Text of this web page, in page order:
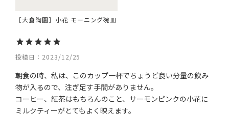
［大倉陶園］小花 モーニング碗皿
投稿日 2023/12/25
朝食の時、私は、このカップ一杯でちょうど良い分量の飲み
物が入るので、注ぎ足す手間がありません。
コーヒー、紅茶はもちろんのこと、サーモンピンクの小花に
ミルクティーがとてもよく映えます。